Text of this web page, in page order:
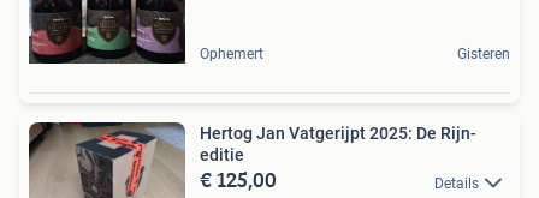
Ophemert Gisteren
Hertog Jan Vatgerijpt 2025: De Rijn-
editie
€ 125,00 Details